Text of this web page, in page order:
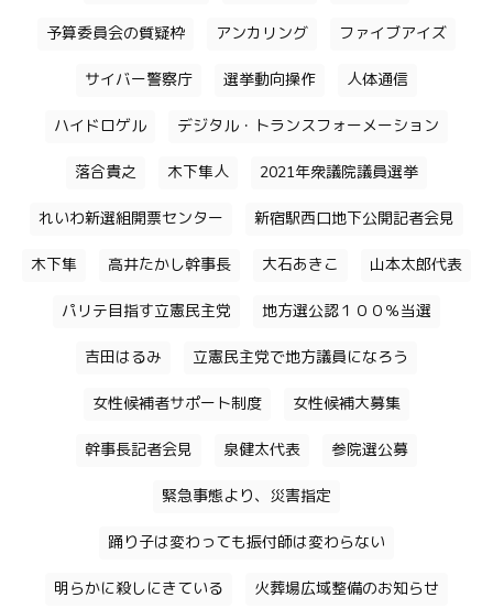
予算委員会の質疑枠 アンカリング ファイブアイズ
サイバー警察庁 選挙動向操作 人体通信
ハイドロゲル デジタル・トランスフォーメーション
落合貴之 木下隼人 2021年衆議院議員選挙
れいわ新選組開票センター 新宿駅西口地下公開記者会見
木下隼 高井たかし幹事長 大石あきこ 山本太郎代表
パリテ目指す立憲民主党 地方選公認１００％当選
吉田はるみ 立憲民主党で地方議員になろう
女性候補者サポート制度 女性候補大募集
幹事長記者会見 泉健太代表 参院選公募
緊急事態より、災害指定
踊り子は変わっても振付師は変わらない
明らかに殺しにきている 火葬場広域整備のお知らせ